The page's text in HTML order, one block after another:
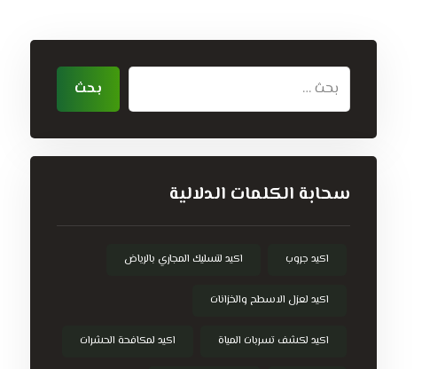
سحابة الكلمات الدلالية
اكيد جروب اكيد لتسليك المجاري بالرياض
اكيد لعزل الاسطح والخزانات
اكيد لكشف تسربات المياة اكيد لمكافحة الحشرات